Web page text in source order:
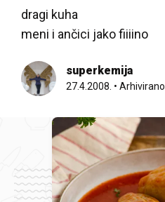
dragi kuha
meni i ančici jako fiiiino
superkemija
27.4.2008. • Arhivirano